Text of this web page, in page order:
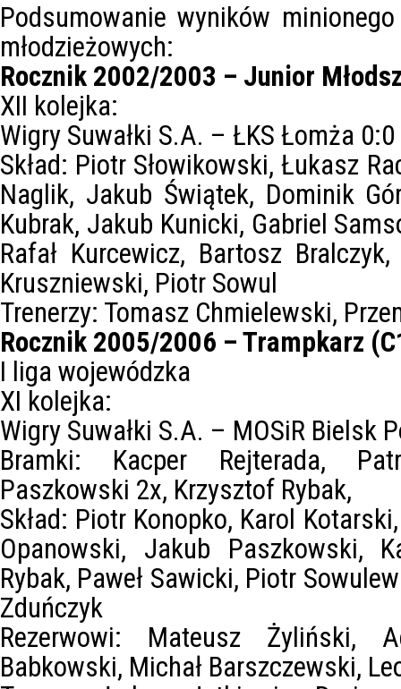
Podsumowanie wyników
młodzieżowych:
Rocznik 2002/2003 – Junior
XII kolejka:
Wigry Suwałki S.A. – ŁKS Łomża 0:0
Skład: Piotr Słowikowski, Łukasz
Naglik, Jakub Świątek, Dominik
Kubrak, Jakub Kunicki, Gabriel
Rafał Kurcewicz, Bartosz
Kruszniewski, Piotr Sowul
Trenerzy: Tomasz Chmielewski,
Rocznik 2005/2006 – Trampkarz
I liga wojewódzka
XI kolejka:
Wigry Suwałki S.A. – MOSiR Bielsk
Bramki: Kacper Rejterada,
Paszkowski 2x, Krzysztof Rybak,
Skład: Piotr Konopko, Karol
Opanowski, Jakub Paszkowski,
Rybak, Paweł Sawicki, Piotr
Zduńczyk
Rezerwowi: Mateusz Żyliński,
Babkowski, Michał Barszczewski,